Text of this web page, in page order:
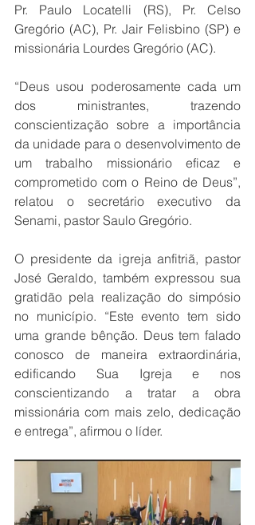
Pr. Paulo Locatelli (RS), Pr. Celso
Gregório (AC), Pr. Jair Felisbino (SP) e
missionária Lourdes Gregório (AC).
“Deus usou poderosamente cada um
dos ministrantes, trazendo
conscientização sobre a importância
da unidade para o desenvolvimento de
um trabalho missionário eficaz e
comprometido com o Reino de Deus”,
relatou o secretário executivo da
Senami, pastor Saulo Gregório.
O presidente da igreja anfitriã, pastor
José Geraldo, também expressou sua
gratidão pela realização do simpósio
no município. “Este evento tem sido
uma grande bênção. Deus tem falado
conosco de maneira extraordinária,
edificando Sua Igreja e nos
conscientizando a tratar a obra
missionária com mais zelo, dedicação
e entrega”, afirmou o líder.